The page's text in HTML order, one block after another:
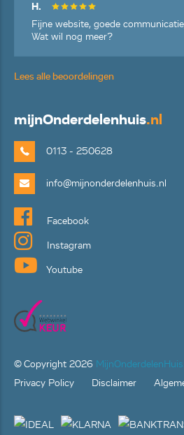
H.
Fijne website, goede
Wat wil nog meer?
Lees alle beoordelingen
mijnOnderdelenhuis.nl
0113 - 250628
info@mijnonderdelenhuis.nl
Facebook
Instagram
Youtube
© Copyright 2026
Privacy Policy
Disclaimer